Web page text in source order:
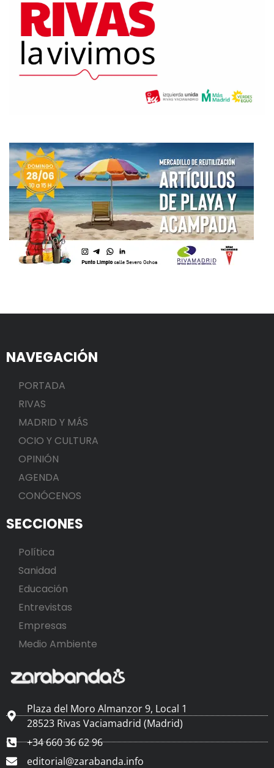
NAVEGACIÓN
PORTADA
RIVAS
MADRID Y MÁS
OCIO Y CULTURA
OPINIÓN
AGENDA
CONÓCENOS
SECCIONES
Política
Sanidad
Educación
Entrevistas
Empresas
Medio Ambiente
Plaza del Moro Almanzor 9, Local 1
28523 Rivas Vaciamadrid (Madrid)
+34 660 36 62 96
editorial@zarabanda.info